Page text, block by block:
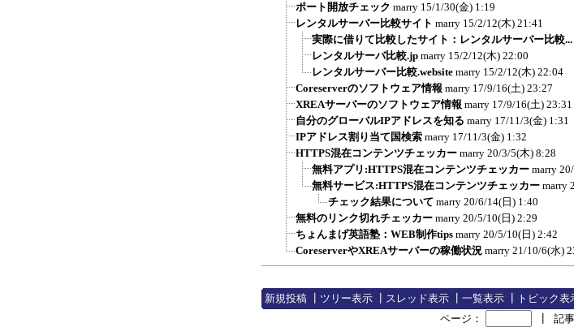
ポート開放チェック marry 15/1/30(金) 1:19
レンタルサーバー比較サイト marry 15/2/12(木) 21:41
実際に借りて比較したサイト：レンタルサーバー比較...
レンタルサーバ比較.jp marry 15/2/12(木) 22:00
レンタルサーバー比較.website marry 15/2/12(木) 22:04
Coreserverのソフトウェア情報 marry 17/9/16(土) 23:27
XREAサーバーのソフトウェア情報 marry 17/9/16(土) 23:31
自分のグローバルIPアドレスを知る marry 17/11/3(金) 1:31
IPアドレス割り当て国検索 marry 17/11/3(金) 1:32
HTTPS混在コンテンツチェッカー marry 20/3/5(木) 8:28
無料アプリ:HTTPS混在コンテンツチェッカー marry
無料サービス:HTTPS混在コンテンツチェッカー marry
チェック結果について marry 20/6/14(日) 1:40
無料のリンク切れチェッカー marry 20/5/10(日) 2:29
ちょんまげ英語塾：WEB制作tips marry 20/5/10(日) 2:42
CoreserverやXREAサーバーの稼働状況 marry 21/10/6(水)
新規投稿
ツリー表示 スレッド表示 一覧表示 トピック表
ページ： 記